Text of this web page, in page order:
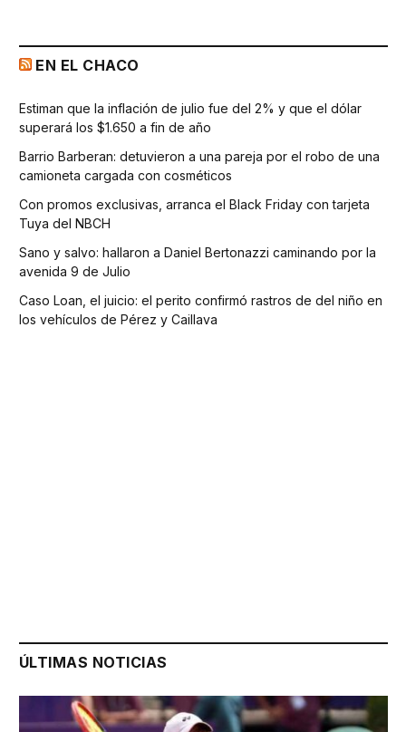
EN EL CHACO
Estiman que la inflación de julio fue del 2% y que el dólar
superará los $1.650 a fin de año
Barrio Barberan: detuvieron a una pareja por el robo de una
camioneta cargada con cosméticos
Con promos exclusivas, arranca el Black Friday con tarjeta
Tuya del NBCH
Sano y salvo: hallaron a Daniel Bertonazzi caminando por la
avenida 9 de Julio
Caso Loan, el juicio: el perito confirmó rastros de del niño en
los vehículos de Pérez y Caillava
ÚLTIMAS NOTICIAS